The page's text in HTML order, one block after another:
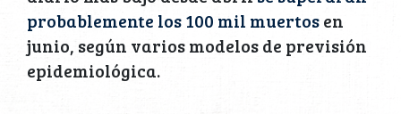
probablemente los 100 mil muertosen
junio, según varios modelos de previsión
epidemiológica.